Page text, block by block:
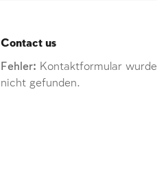
Contact us
Fehler: Kontaktformular wurde
nicht gefunden.